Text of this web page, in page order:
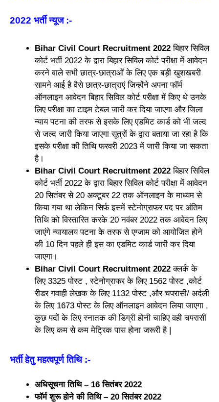
2022 भर्ती न्यूज:-
Bihar Civil Court Recruitment 2022 बिहार सिविल
कोर्ट भर्ती 2022 के द्वारा बिहार सिविल कोर्ट परीक्षा में आवेदन
करने वाले सभी छात्र-छात्राओं के लिए एक बड़ी खुशखबरी
सामने आई है वैसे छात्र-छात्राएं जिन्होंने अपना फॉर्म
ऑनलाइन आवेदन बिहार सिविल कोर्ट परीक्षा में किए थे उनके
लिए परीक्षा का टाइम टेबल जारी कर दिया जाएगा और जिला
न्याय पटना की तरफ से इसके लिए एडमिट कार्ड को भी जल्द
से जल्द जारी किया जाएगा सूत्रों के द्वारा बताया जा रहा है कि
इसके परीक्षा की तिथि फरवरी 2023 में जारी किया जा सकता
है।
Bihar Civil Court Recruitment 2022 बिहार सिविल
कोर्ट भर्ती 2022 के द्वारा बिहार सिविल कोर्ट परीक्षा में आवेदन
20 सितंबर से 20 अक्टूबर 22 तक ऑनलाइन के माध्यम से
किया गया था लेकिन सिर्फ इसमें स्टेनोग्राफर पद पर अंतिम
तिथि को विस्तारित करके 20 नवंबर 2022 तक आवेदन लिए
जाएंगे न्यायालय पटना के तरफ से एग्जाम को आयोजित होने
की 10 दिन पहले ही इस का एडमिट कार्ड जारी कर दिया
जाएगा।
Bihar Civil Court Recruitment 2022 क्लर्क के
लिए 3325 पोस्ट , स्टेनोग्राफर के लिए 1562 पोस्ट ,कोर्ट
रीडर गवाही लेखक के लिए 1132 पोस्ट ,और चपरासी/ अर्दली
के लिए 1673 पोस्ट के लिए ऑनलाइन आवेदन लिया जाएगा ,
कुछ पदों के लिए स्नातक की डिग्री होनी चाहिए वही चपरासी
के लिए कम से कम मेट्रिक पास होना जरूरी है |
भर्ती हेतु महत्वपूर्ण तिथि :-
अधिसूचना तिथि – 16 सितंबर 2022
फॉर्म शुरू होने की तिथि – 20 सितंबर 2022